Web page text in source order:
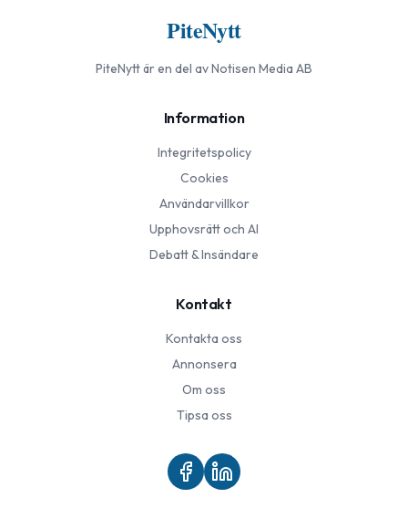
PiteNytt
PiteNyttär en del av Notisen Media AB
Information
Integritetspolicy
Cookies
Användarvillkor
Upphovsrätt och AI
Debatt & Insändare
Kontakt
Kontakta oss
Annonsera
Om oss
Tipsa oss